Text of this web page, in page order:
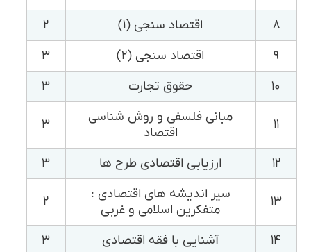
۸ اقتصاد سنجی (۱)
۲
۹
اقتصاد سنجی (۲)
۳
۱۰
حقوق تجارت ۳
۱۱
مبانی فلسفی و روش شناسی
اقتصاد
۳
۱۲ ارزیابی اقتصادی طرح ها ۳
۱۳
سیر اندیشه های اقتصادی :
متفکرین اسلامی و غربی
۲
۱۴ آشنایی با فقه اقتصادی ۳